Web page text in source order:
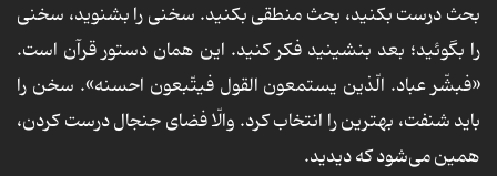
بحث درست بکنید، بحث منطقی بکنید. سخنی را بشنوید، سخنی
را بگوئید؛ بعد بنشینید فکر کنید. این همان دستور قرآن است.
«فبشّر عباد. الّذین یستمعون القول فیتّبعون احسنه». سخن را
باید شنفت، بهترین را انتخاب کرد. والّا فضای جنجال درست کردن،
همین می‌شود که دیدید.